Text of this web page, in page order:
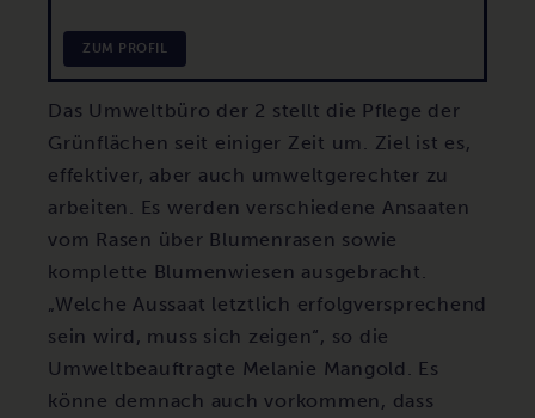
ZUM PROFIL
Das Umweltbüro der 2 stellt die Pflege der
Grünflächen seit einiger Zeit um. Ziel ist es,
effektiver, aber auch umweltgerechter zu
arbeiten. Es werden verschiedene Ansaaten
vom Rasen über Blumenrasen sowie
komplette Blumenwiesen ausgebracht.
„Welche Aussaat letztlich erfolgversprechend
sein wird, muss sich zeigen“, so die
Umweltbeauftragte Melanie Mangold. Es
könne demnach auch vorkommen, dass